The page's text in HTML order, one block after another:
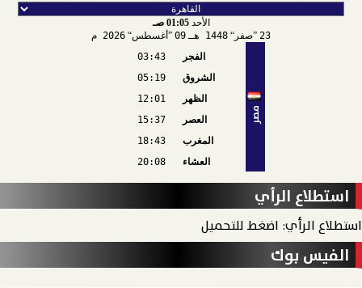
الأحد01:05 صـ
23 صفر 1448 هـ 09 أغسطس 2026 م
مصر
الفجر
03:43
الشروق
05:19
الظهر
12:01
العصر
15:37
المغرب
18:43
العشاء
20:08
استطلاع الرأي
استطلاع الرأي: اضغط للتحميل
الفيس بوك